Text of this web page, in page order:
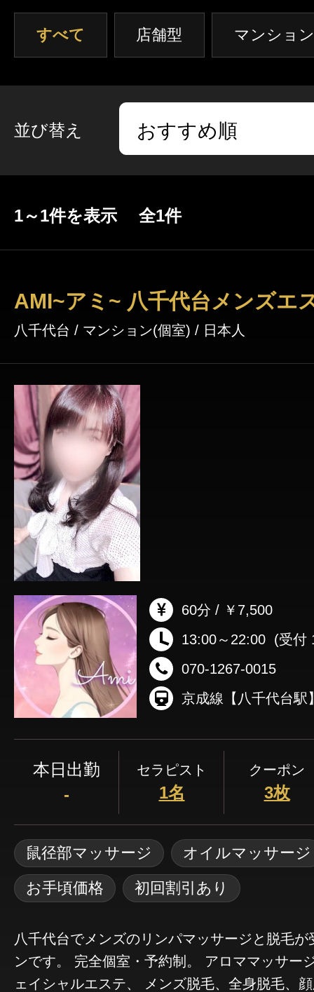
エリアから探す
茨城 栃木
店舗型 マンション(個室)
セラピスト検索ページ
本日出勤のセラピスト
即セラ
エリアから探す
茨城 栃木
クーポン
体験談
ニュース
ギャラリー
すべて 店舗型 マンショ
並び替え
1～1件を表示 全1件
AMI~アミ~ 八千代台メンズエ
八千代台 / マンション(個室) / 日本人
60分 / ￥7,500
13:00～22:00 (受付
070-1267-0015
本日出勤
-
セラピスト
1名
クーポン
3枚
鼠径部マッサージ
オイルマッサージ
お手頃価格
初回割引あり
八千代台でメンズのリンパマッサージと脱毛
ンです。 完全個室・予約制。 アロママッサージや メンズの小顔フ
ェイシャルエステ、 メンズ脱毛、全身脱毛、